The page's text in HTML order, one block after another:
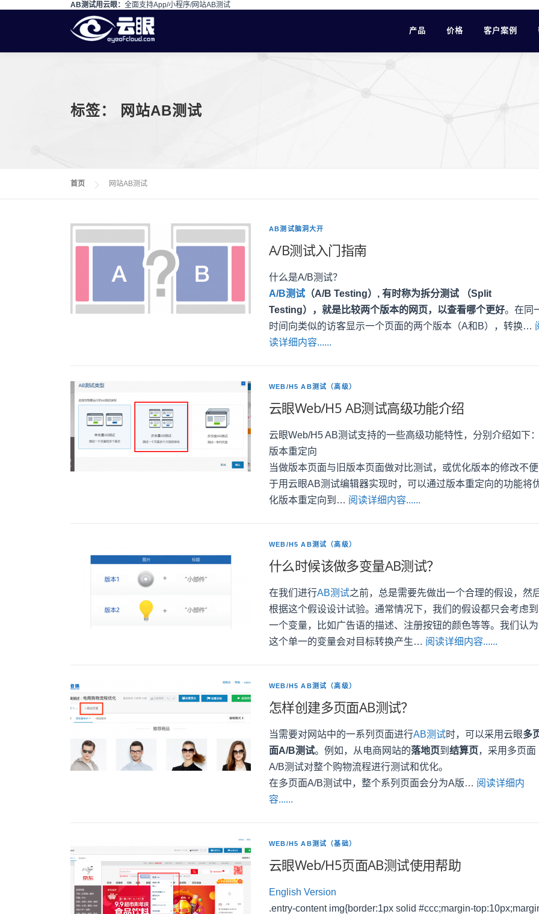
AB测试用云眼： 全面支持App/小程序/网站AB测试
产品 价格 客户案例
标签： 网站AB测试
首页 网站AB测试
AB测试脑洞大开
A/B测试入门指南
什么是A/B测试？
A/B测试 （A/B Testing）, 有时称为拆分测试 （Split
Testing），就是比较两个版本的网页，以查看哪个更好。在同
时间向类似的访客显示一个页面的两个版本（A和B），转换…
读详细内容......
WEB/H5 AB测试（高级）
云眼Web/H5 AB测试高级功能介绍
云眼Web/H5 AB测试支持的一些高级功能特性，分别介绍如下：
版本重定向
当做版本页面与旧版本页面做对比测试，或优化版本的修改不便
于用云眼AB测试编辑器实现时，可以通过版本重定向的功能将
化版本重定向到… 阅读详细内容......
WEB/H5 AB测试（高级）
什么时候该做多变量AB测试？
在我们进行AB测试之前，总是需要先做出一个合理的假设，然
根据这个假设设计试验。通常情况下，我们的假设都只会考虑到
一个变量，比如广告语的描述、注册按钮的颜色等等。我们认为
这个单一的变量会对目标转换产生… 阅读详细内容......
WEB/H5 AB测试（高级）
怎样创建多页面AB测试？
当需要对网站中的一系列页面进行AB测试时，可以采用云眼多
面A/B测试。例如，从电商网站的落地页到 结算页，采用多页面
A/B测试对整个购物流程进行测试和优化。
在多页面A/B测试中，整个系列页面会分为A版… 阅读详细内
容......
WEB/H5 AB测试（基础）
云眼Web/H5页面AB测试使用帮助
English Version
.entry-content img{border:1px solid #ccc;margin-